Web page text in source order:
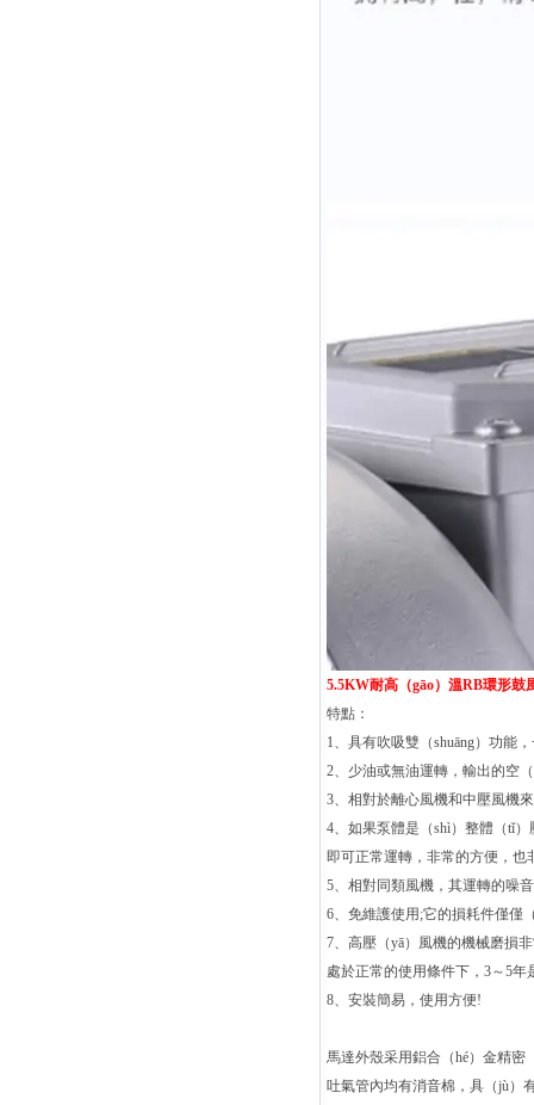
5.5KW耐高（gāo）溫RB環形鼓
特點：
1、具有吹吸雙（shuāng）功能
2、少油或無油運轉，輸出的空
3、相對於離心風機和中壓風機
4、如果泵體是（shì）整體（tǐ
即可正常運轉，非常的方便，也
5、相對同類風機，其運轉的噪
6、免維護使用;它的損耗件僅僅
7、高壓（yā）風機的機械磨損
處於正常的使用條件下，3～5年
8、安裝簡易，使用方便!
馬達外殼采用鋁合（hé）金精密
吐氣管內均有消音棉，具（jù）